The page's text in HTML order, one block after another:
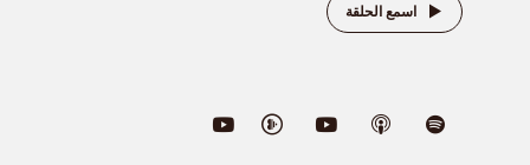
اسمع الحلقة